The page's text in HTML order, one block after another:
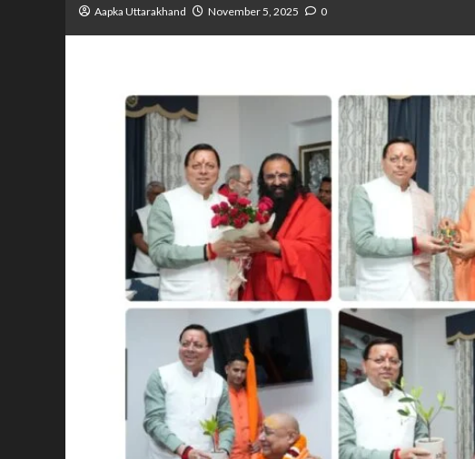
Aapka Uttarakhand November 5, 2025 0